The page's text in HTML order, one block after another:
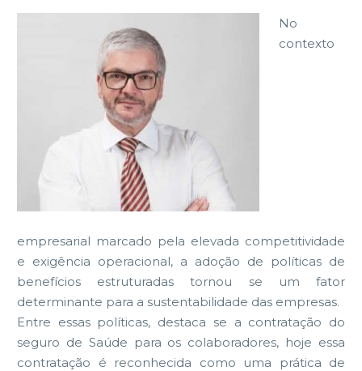
No
contexto
empresarial marcado pela elevada competitividade
e exigência operacional, a adoção de políticas de
benefícios estruturadas tornou se um fator
determinante para a sustentabilidade das empresas.
Entre essas políticas, destaca se a contratação do
seguro de Saúde para os colaboradores, hoje essa
contratação é reconhecida como uma prática de